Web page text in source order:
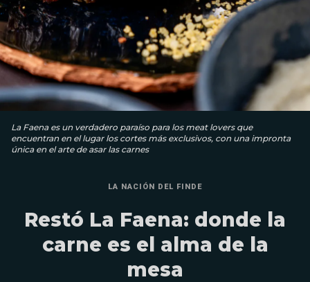
La Faena es un verdadero paraíso para los meat lovers que
encuentran en el lugar los cortes más exclusivos, con una impronta
única en el arte de asar las carnes
LA NACIÓN DEL FINDE
Restó La Faena: donde la
carne es el alma de la
mesa